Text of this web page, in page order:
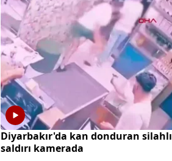
Diyarbakır'da kan donduran silahlı
saldırı kamerada